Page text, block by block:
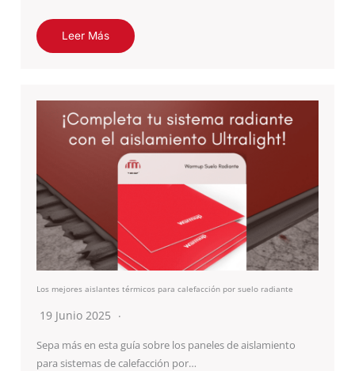
Leer Más
Los mejores aislantes térmicos para calefacción por suelo radiante
19 Junio 2025
Sepa más en esta guía sobre los paneles de aislamiento
para sistemas de calefacción por…